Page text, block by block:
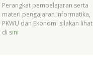
Perangkat pembelajaran serta
materi pengajaran Informatika,
PKWU dan Ekonomi silakan lihat
di sini